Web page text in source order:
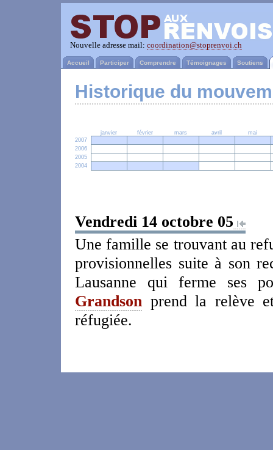
Nouvelle adresse mail: coordination@stoprenvoi.ch
Accueil Participer Comprendre Témoignages Soutiens
Historique du
janvier février mars avril
mai
2007
2006
2005
2004
Vendredi 14 octobre 05
Une famille se trouvant au
provisionnelles suite à son
Lausanne qui ferme ses
Grandson prend la relève
réfugiée.